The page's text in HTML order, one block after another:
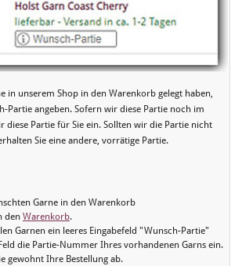
in unserem Shop in den Warenkorb gelegt haben,
Partie angeben. Sofern wir diese Partie noch im
diese Partie für Sie ein. Sollten wir die Partie nicht
Sie eine andere, vorrätige Partie.
Garne in den Warenkorb
den Warenkorb.
Garnen ein leeres Eingabefeld "Wunsch-Partie"
die Partie-Nummer Ihres vorhandenen Garns ein.
gewohnt Ihre Bestellung ab.